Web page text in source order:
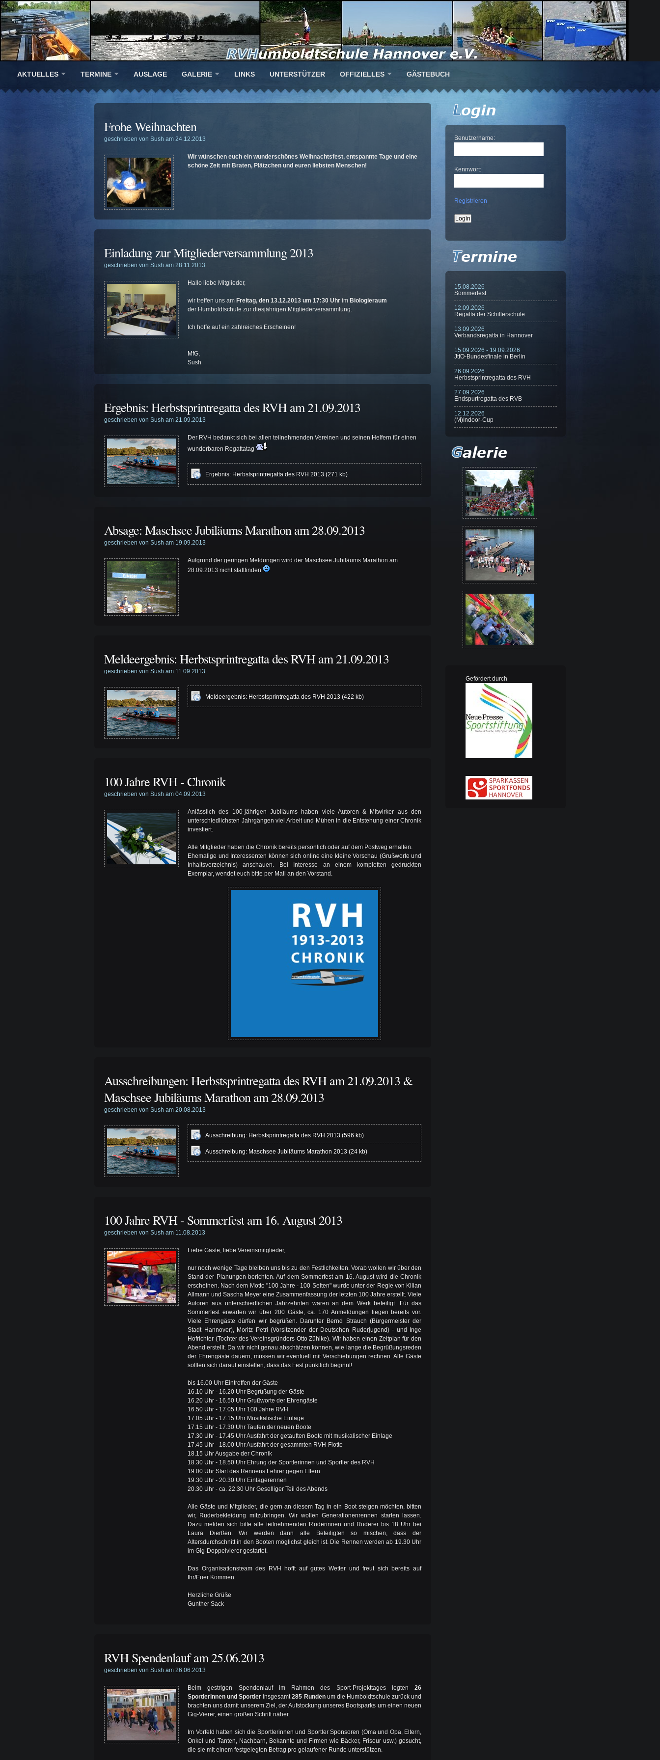
AKTUELLES TERMINE AUSLAGE GALERIE LINKS UNTERSTÜTZER OFFIZIELLES GÄSTEBUCH
Frohe Weihnachten
geschrieben von Sush am 24.12.2013
Wir wünschen euch ein wunderschönes Weihnachtsfest, entspannte Tage und eine
schöne Zeit mit Braten, Plätzchen und euren liebsten Menschen!
Einladung zur Mitgliederversammlung 2013
geschrieben von Sush am 28.11.2013
Hallo liebe Mitglieder,
wir treffen uns am Freitag, den 13.12.2013 um 17:30 Uhr im Biologieraum
der Humboldtschule zur diesjährigen Mitgliederversammlung.
Ich hoffe auf ein zahlreiches Erscheinen!
MfG,
Sush
Ergebnis: Herbstsprintregatta des RVH am 21.09.2013
geschrieben von Sush am 21.09.2013
Der RVH bedankt sich bei allen teilnehmenden Vereinen und seinen Helfern für einen
wunderbaren Regattatag
Ergebnis: Herbstsprintregatta des RVH 2013 (271 kb)
Absage: Maschsee Jubiläums Marathon am 28.09.2013
geschrieben von Sush am 19.09.2013
Aufgrund der geringen Meldungen wird der Maschsee Jubiläums Marathon am
28.09.2013 nicht stattfinden
Meldeergebnis: Herbstsprintregatta des RVH am 21.09.2013
geschrieben von Sush am 11.09.2013
Meldeergebnis: Herbstsprintregatta des RVH 2013 (422 kb)
100 Jahre RVH - Chronik
geschrieben von Sush am 04.09.2013
Anlässlich des 100-jährigen Jubiläums haben viele Autoren & Mitwirker aus den
unterschiedlichsten Jahrgängen viel Arbeit und Mühen in die Entstehung einer Chronik
investiert.
Alle Mitglieder haben die Chronik bereits persönlich oder auf dem Postweg erhalten.
Ehemalige und Interessenten können sich online eine kleine Vorschau (Grußworte und
Inhaltsverzeichnis) anschauen. Bei Interesse an einem kompletten gedruckten
Exemplar, wendet euch bitte per Mail an den Vorstand.
Ausschreibungen: Herbstsprintregatta des RVH am 21.09.2013 &
Maschsee Jubiläums Marathon am 28.09.2013
geschrieben von Sush am 20.08.2013
Ausschreibung: Herbstsprintregatta des RVH 2013 (596 kb)
Ausschreibung: Maschsee Jubiläums Marathon 2013 (24 kb)
100 Jahre RVH - Sommerfest am 16. August 2013
geschrieben von Sush am 11.08.2013
Liebe Gäste, liebe Vereinsmitglieder,
nur noch wenige Tage bleiben uns bis zu den Festlichkeiten. Vorab wollen wir über den
Stand der Planungen berichten. Auf dem Sommerfest am 16. August wird die Chronik
erscheinen. Nach dem Motto "100 Jahre - 100 Seiten" wurde unter der Regie von Kilian
Allmann und Sascha Meyer eine Zusammenfassung der letzten 100 Jahre erstellt. Viele
Autoren aus unterschiedlichen Jahrzehnten waren an dem Werk beteiligt. Für das
Sommerfest erwarten wir über 200 Gäste, ca. 170 Anmeldungen liegen bereits vor.
Viele Ehrengäste dürfen wir begrüßen. Darunter Bernd Strauch (Bürgermeister der
Stadt Hannover), Moritz Petri (Vorsitzender der Deutschen Ruderjugend) - und Inge
Hofrichter (Tochter des Vereinsgründers Otto Zühlke). Wir haben einen Zeitplan für den
Abend erstellt. Da wir nicht genau abschätzen können, wie lange die Begrüßungsreden
der Ehrengäste dauern, müssen wir eventuell mit Verschiebungen rechnen. Alle Gäste
sollten sich darauf einstellen, dass das Fest pünktlich beginnt!
bis 16.00 Uhr Eintreffen der Gäste
16.10 Uhr - 16.20 Uhr Begrüßung der Gäste
16.20 Uhr - 16.50 Uhr Grußworte der Ehrengäste
16.50 Uhr - 17.05 Uhr 100 Jahre RVH
17.05 Uhr - 17.15 Uhr Musikalische Einlage
17.15 Uhr - 17.30 Uhr Taufen der neuen Boote
17.30 Uhr - 17.45 Uhr Ausfahrt der getauften Boote mit musikalischer Einlage
17.45 Uhr - 18.00 Uhr Ausfahrt der gesammten RVH-Flotte
18.15 Uhr Ausgabe der Chronik
18.30 Uhr - 18.50 Uhr Ehrung der Sportlerinnen und Sportler des RVH
19.00 Uhr Start des Rennens Lehrer gegen Eltern
19.30 Uhr - 20.30 Uhr Einlagerennen
20.30 Uhr - ca. 22.30 Uhr Geselliger Teil des Abends
Alle Gäste und Mitglieder, die gern an diesem Tag in ein Boot steigen möchten, bitten
wir, Ruderbekleidung mitzubringen. Wir wollen Generationenrennen starten lassen.
Dazu melden sich bitte alle teilnehmenden Ruderinnen und Ruderer bis 18 Uhr bei
Laura Dierßen. Wir werden dann alle Beteiligten so mischen, dass der
Altersdurchschnitt in den Booten möglichst gleich ist. Die Rennen werden ab 19.30 Uhr
im Gig-Doppelvierer gestartet.
Das Organisationsteam des RVH hofft auf gutes Wetter und freut sich bereits auf
Ihr/Euer Kommen.
Herzliche Grüße
Gunther Sack
RVH Spendenlauf am 25.06.2013
geschrieben von Sush am 26.06.2013
Beim gestrigen Spendenlauf im Rahmen des Sport-Projekttages legten 26
Sportlerinnen und Sportler insgesamt285 Rundenum die Humboldtschule zurück und
brachten uns damit unserem Ziel, der Aufstockung unseres Bootsparks um einen neuen
Gig-Vierer, einen großen Schritt näher.
Im Vorfeld hatten sich die Sportlerinnen und Sportler Sponsoren (Oma und Opa, Eltern,
Onkel und Tanten, Nachbarn, Bekannte und Firmen wie Bäcker, Friseur usw.) gesucht,
die sie mit einem festgelegten Betrag pro gelaufener Runde unterstützen.
Benutzername:
Kennwort:
Registrieren
15.08.2026
Sommerfest
12.09.2026
Regatta der Schillerschule
13.09.2026
Verbandsregatta in Hannover
15.09.2026 - 19.09.2026
JtfO-Bundesfinale in Berlin
26.09.2026
Herbstsprintregatta des RVH
27.09.2026
Endspurtregatta des RVB
12.12.2026
(M)Indoor-Cup
Gefördert durch